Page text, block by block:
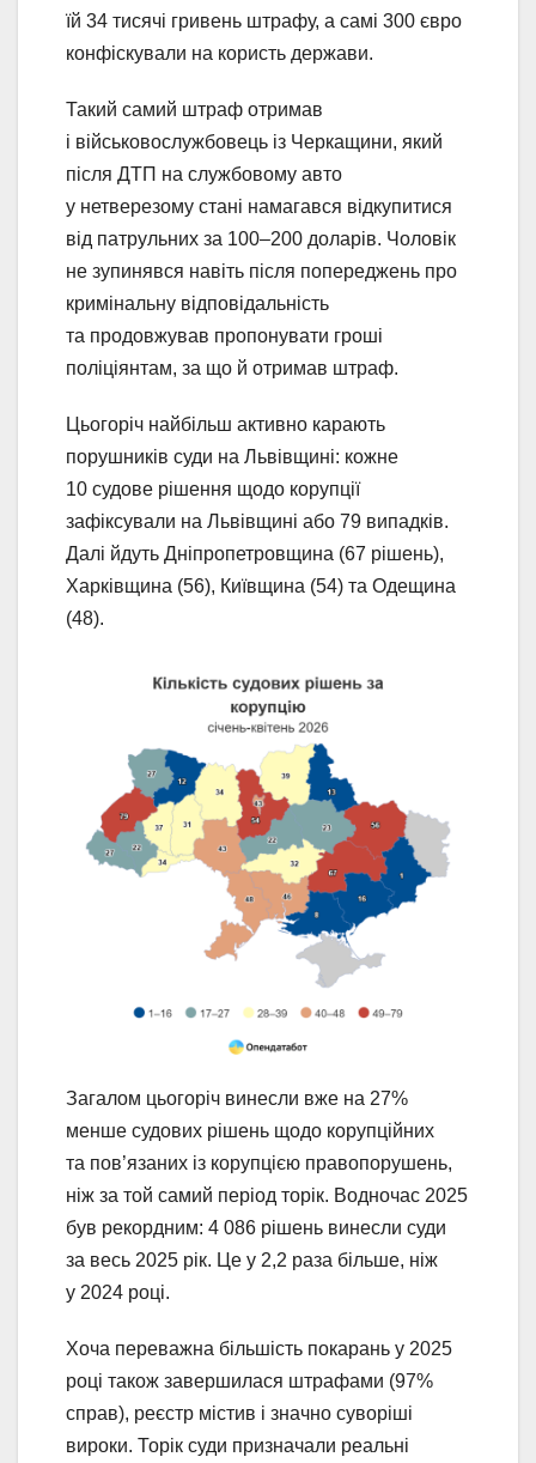
їй 34 тисячі гривень штрафу, а самі 300 євро
конфіскували на користь держави.
Такий самий штраф отримав
і військовослужбовець із Черкащини, який
після ДТП на службовому авто
у нетверезому стані намагався відкупитися
від патрульних за 100–200 доларів. Чоловік
не зупинявся навіть після попереджень про
кримінальну відповідальність
та продовжував пропонувати гроші
поліціянтам, за що й отримав штраф.
Цьогоріч найбільш активно карають
порушників суди на Львівщині: кожне
10 судове рішення щодо корупції
зафіксували на Львівщині або 79 випадків.
Далі йдуть Дніпропетровщина (67 рішень),
Харківщина (56), Київщина (54) та Одещина
(48).
Загалом цьогоріч винесли вже на 27%
менше судових рішень щодо корупційних
та пов’язаних із корупцією правопорушень,
ніж за той самий період торік. Водночас 2025
був рекордним: 4 086 рішень винесли суди
за весь 2025 рік. Це у 2,2 раза більше, ніж
у 2024 році.
Хоча переважна більшість покарань у 2025
році також завершилася штрафами (97%
справ), реєстр містив і значно суворіші
вироки. Торік суди призначали реальні